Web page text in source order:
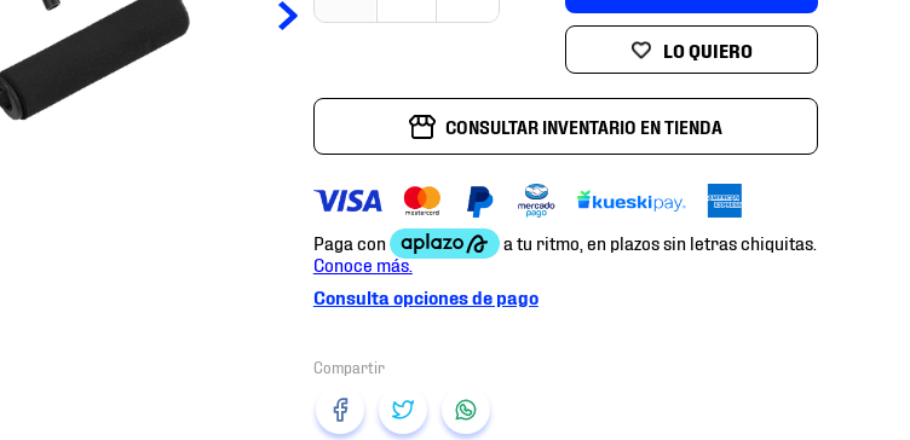
CONSULTAR INVENTARIO EN TIENDA
Consulta opciones de pago